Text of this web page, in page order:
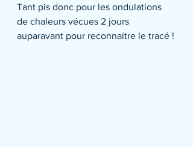
Tant pis donc pour les ondulations
de chaleurs vécues 2 jours
auparavant pour reconnaitre le tracé !